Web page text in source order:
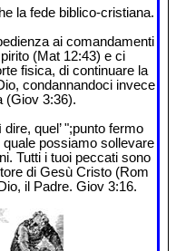
la fede biblico-cristiana.
ai comandamenti
(Mat 12:43) e ci
fisica, di continuare la
condannandoci invece
(Giov 3:36).
quel’ ";punto fermo
quale possiamo sollevare
Tutti i tuoi peccati sono
di Gesù Cristo (Rom
il Padre. Giov 3:16.